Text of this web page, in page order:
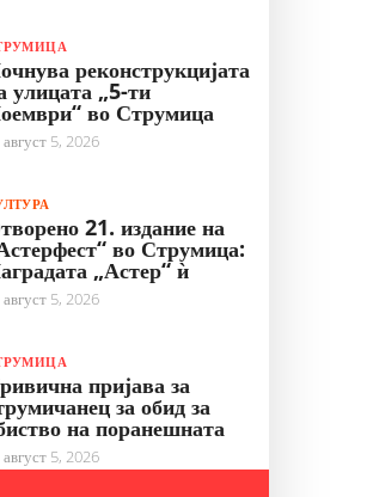
реконструкцијата
улицата „5-ти
во Струмица
август 5, 2026
21. издание на
во Струмица:
„Астер“ ѝ
август 5, 2026
пријава за
за обид за
на поранешната
август 5, 2026